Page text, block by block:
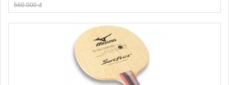
560.000 đ